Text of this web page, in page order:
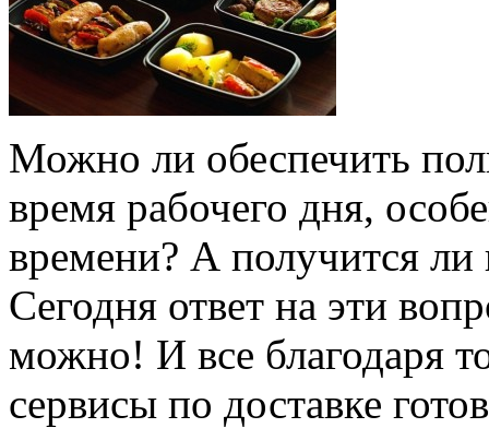
Можно ли обеспечить
время рабочего дня,
времени? А получится
Сегодня ответ на эти
можно! И все благодаря
сервисы по доставке